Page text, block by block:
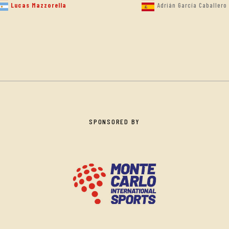
Lucas Mazzorella
Adrián García Caballero
SPONSORED BY